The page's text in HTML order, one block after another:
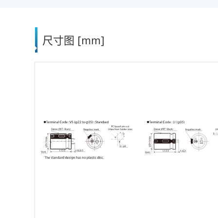
尺寸图 [mm]